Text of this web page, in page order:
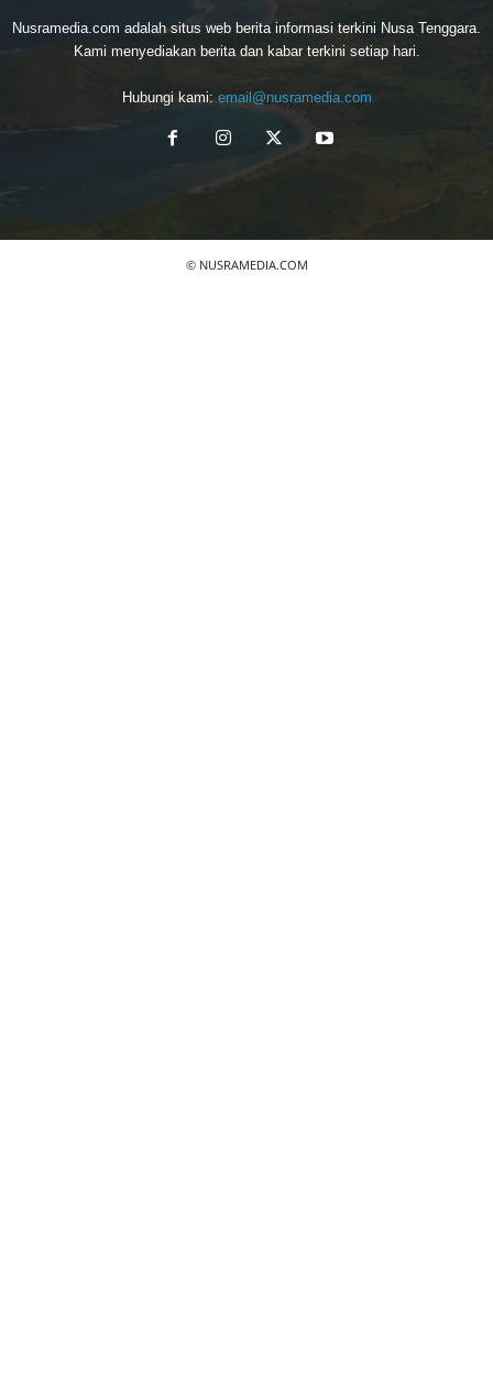
Nusramedia.com adalah situs web berita informasi terkini Nusa Tenggara.
Kami menyediakan berita dan kabar terkini setiap hari.
Hubungi kami: email@nusramedia.com
© NUSRAMEDIA.COM